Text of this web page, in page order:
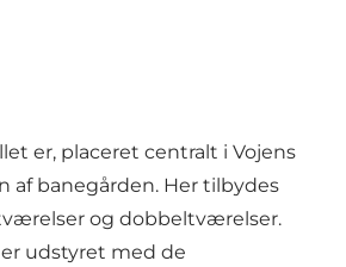
er, placeret centralt i Vojens
af banegården. Her tilbydes
og dobbeltværelser.
udstyret med de